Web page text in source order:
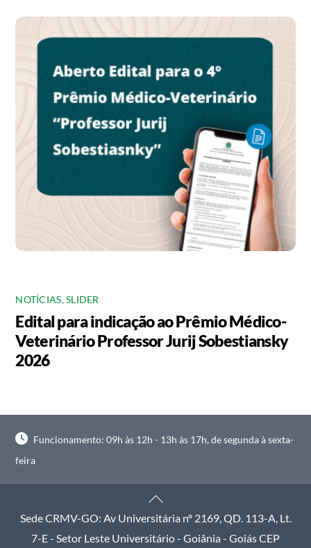
NOTÍCIAS,SLIDER
Edital para indicação ao Prêmio Médico-
Veterinário Professor Jurij Sobestiansky
2026
Funcionamento: 09h às 12h - 13h às 17h, de segunda à sexta-
feira
Back
To
Top
Sede CRMV-GO: Av Universitária nº 2169, QD. 113-A, Lt.
7-E - Setor Leste Universitário - Goiânia - Goiás CEP